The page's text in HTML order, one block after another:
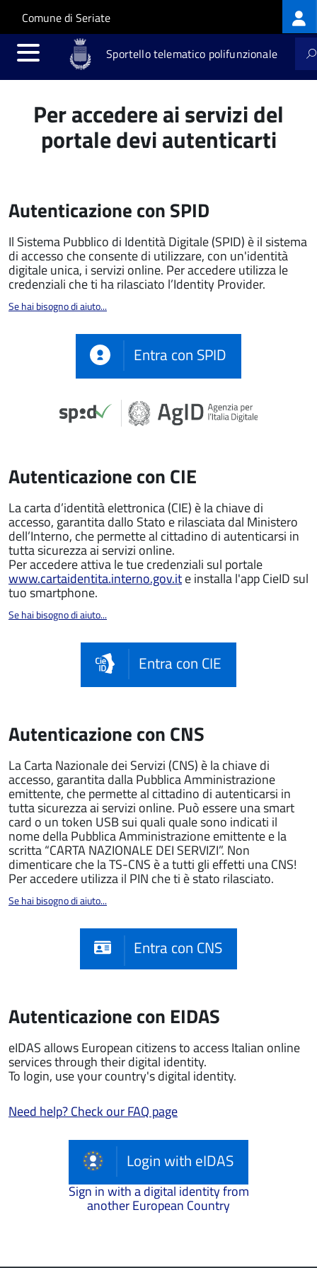
Salta al contenuto principale
Skip to site navigation
Comune di Seriate
Sportello telematico polifunzionale
Per accedere ai servizi del
portale devi autenticarti
Autenticazione con SPID
Il Sistema Pubblico di Identità Digitale (SPID) è il sistema
di accesso che consente di utilizzare, con un'identità
digitale unica, i servizi online. Per accedere utilizza le
credenziali che ti ha rilasciato l’Identity Provider.
Se hai bisogno di aiuto...
Entra con SPID
Autenticazione con CIE
La carta d’identità elettronica (CIE) è la chiave di
accesso, garantita dallo Stato e rilasciata dal Ministero
dell’Interno, che permette al cittadino di autenticarsi in
tutta sicurezza ai servizi online.
Per accedere attiva le tue credenziali sul portale
www.cartaidentita.interno.gov.ite installa l'app CieID sul
tuo smartphone.
Se hai bisogno di aiuto...
Entra con CIE
Autenticazione con CNS
La Carta Nazionale dei Servizi (CNS) è la chiave di
accesso, garantita dalla Pubblica Amministrazione
emittente, che permette al cittadino di autenticarsi in
tutta sicurezza ai servizi online. Può essere una smart
card o un token USB sui quali quale sono indicati il
nome della Pubblica Amministrazione emittente e la
scritta “CARTA NAZIONALE DEI SERVIZI”. Non
dimenticare che la TS-CNS è a tutti gli effetti una CNS!
Per accedere utilizza il PIN che ti è stato rilasciato.
Se hai bisogno di aiuto...
Entra con CNS
Autenticazione con EIDAS
eIDAS allows European citizens to access Italian online
services through their digital identity.
To login, use your country's digital identity.
Need help? Check our FAQ page
Login with eIDAS
Sign in with a digital identity from
another European Country